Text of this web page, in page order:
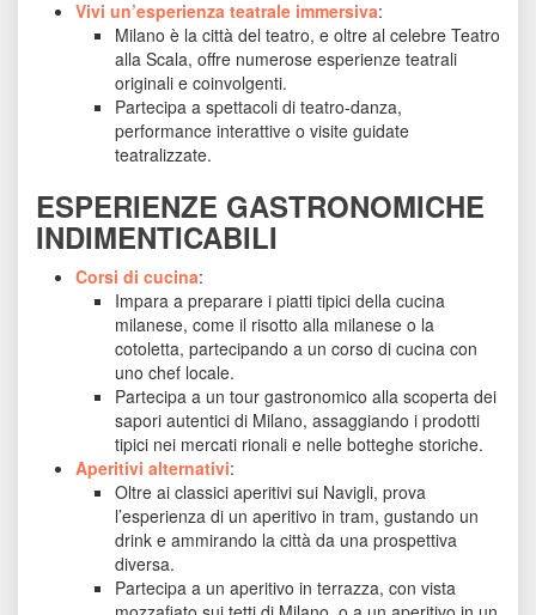
Vivi un’esperienza teatrale immersiva:
Milano è la città del teatro, e oltre al celebre Teatro
alla Scala, offre numerose esperienze teatrali
originali e coinvolgenti.
Partecipa a spettacoli di teatro-danza,
performance interattive o visite guidate
teatralizzate.
ESPERIENZE GASTRONOMICHE
INDIMENTICABILI
Corsi di cucina:
Impara a preparare i piatti tipici della cucina
milanese, come il risotto alla milanese o la
cotoletta, partecipando a un corso di cucina con
uno chef locale.
Partecipa a un tour gastronomico alla scoperta dei
apori autentici di Milano, assaggiando i prodotti
tipici nei mercati rionali e nelle botteghe storiche.
Aperitivi alternativi:
Oltre ai classici aperitivi sui Navigli, prova
l’esperienza di un aperitivo in tram, gustando un
drink e ammirando la città da una prospettiva
diversa.
Partecipa a un aperitivo in terrazza, con vista